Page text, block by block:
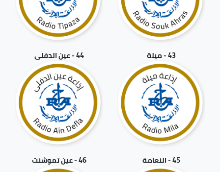
43 - ميلة 44 - عين الدفلى
45 - النعامة 46 - عين تموشنت